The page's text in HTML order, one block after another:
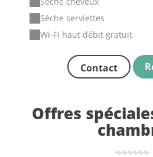
Sèche serviettes
Wi-Fi haut débit gratuit
Contact
Offres